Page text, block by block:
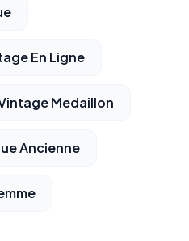
En Ligne
Medaillon
Ancienne